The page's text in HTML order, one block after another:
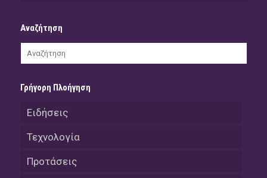
Αναζήτηση
Γρήγορη Πλοήγηση
Ειδήσεις
Τεχνολογία
Προτάσεις